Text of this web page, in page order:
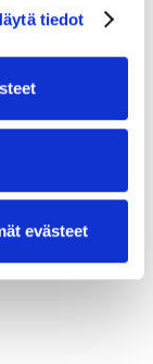
tiedot
evästeet